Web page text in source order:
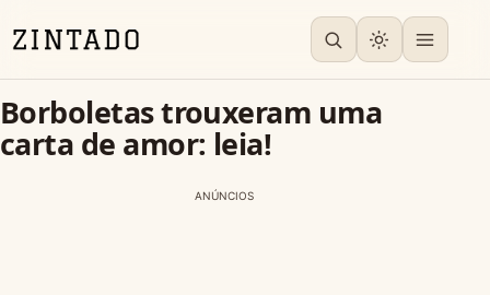
Borboletas trouxeram uma
carta de amor: leia!
ANÚNCIOS